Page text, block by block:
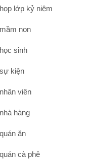
lớp kỷ niệm
non
sinh
kiện
viên
hàng
ăn
cà phê